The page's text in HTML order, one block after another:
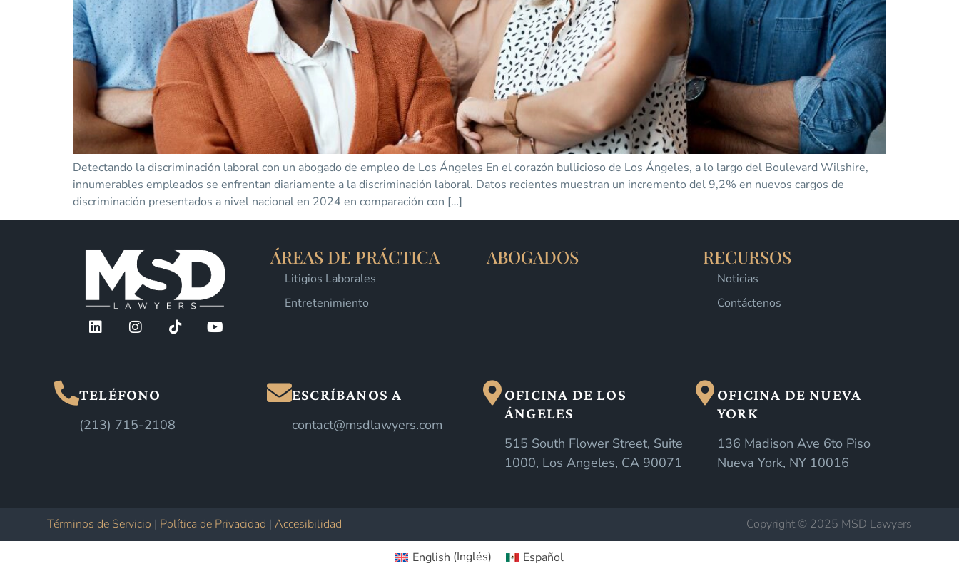
Detectando la discriminación laboral con un abogado de empleo de Los Ángeles En el corazón bullicioso de Los Ángeles, a lo largo del Boulevard Wilshire,
innumerables empleados se enfrentan diariamente a la discriminación laboral. Datos recientes muestran un incremento del 9,2% en nuevos cargos de
discriminación presentados a nivel nacional en 2024 en comparación con […]
ÁREAS DE PRÁCTICA
Litigios Laborales
Entretenimiento
ABOGADOS RECURSOS
Noticias
Contáctenos
TELÉFONO
(213) 715-2108
ESCRÍBANOS A
contact@msdlawyers.com
OFICINA DE LOS
ÁNGELES
515 South Flower Street, Suite
1000, Los Angeles, CA 90071
OFICINA DE NUEVA
YORK
136 Madison Ave 6to Piso
Nueva York, NY 10016
Términos de Servicio | Política de Privacidad | Accesibilidad Copyright © 2025 MSD Lawyers
English (Inglés) Español